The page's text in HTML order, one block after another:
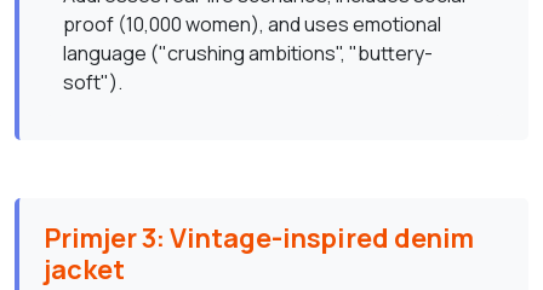
proof (10,000 women), and uses emotional
language ("crushing ambitions", "buttery-
soft").
Primjer 3: Vintage-inspired denim
jacket